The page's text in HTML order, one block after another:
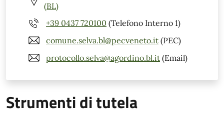
(BL)
+39 0437 720100 (Telefono Interno 1)
comune.selva.bl@pecveneto.it (PEC)
protocollo.selva@agordino.bl.it (Email)
Strumenti di tutela